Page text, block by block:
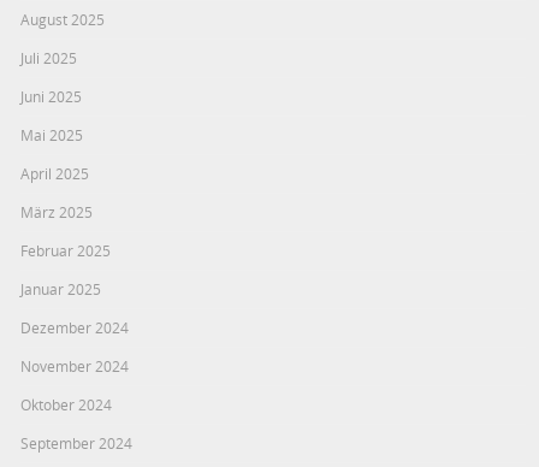
August 2025
Juli 2025
Juni 2025
Mai 2025
April 2025
März 2025
Februar 2025
Januar 2025
Dezember 2024
November 2024
Oktober 2024
September 2024